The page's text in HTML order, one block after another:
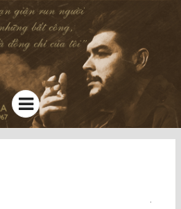
Menu